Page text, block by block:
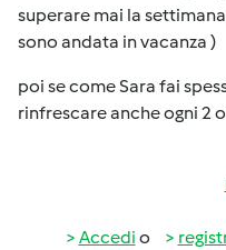
superare mai la
sono andata in vacanza )
poi se come Sara fai
rinfrescare anche ogni 2
Accedi o